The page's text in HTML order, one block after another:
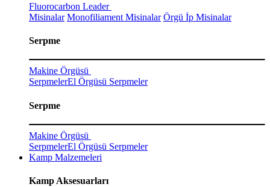
Fluorocarbon Leader
Misinalar Monofiliament Misinalar Örgü İp Misinalar
Serpme
Makine Örgüsü
SerpmelerEl Örgüsü Serpmeler
Serpme
Makine Örgüsü
SerpmelerEl Örgüsü Serpmeler
Kamp Malzemeleri
Kamp Aksesuarları